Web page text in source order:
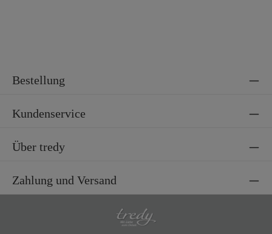
Bestellung
Kundenservice
Über tredy
Zahlung und Versand